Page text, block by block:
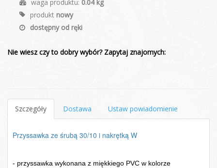
waga produktu: 0.04 kg
produkt nowy
dostępny od ręki
Nie wiesz czy to dobry wybór? Zapytaj znajomych:
Szczegóły Dostawa Ustaw powiadomienie
Przyssawka ze śrubą 30/10 i nakrętką W
- przyssawka wykonana z miękkiego PVC w kolorze